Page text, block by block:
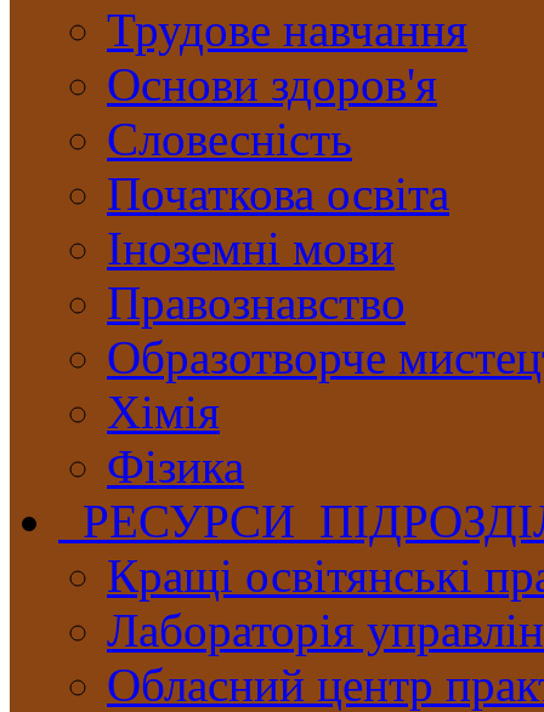
Трудове навчання
Основи здоров'я
Словесність
Початкова освіта
Іноземні мови
Правознавство
Образотворче
Хімія
Фізика
РЕСУРСИ
Кращі освітянські
Лабораторія
Обласний центр